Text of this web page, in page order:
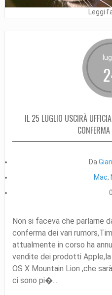
Leggi
IL 25 LUGLIO USCIRÀ
Da
Mac,
0
Non si faceva che parlarne
conferma dei vari
attualmente in corso ha
vendite dei prodotti
OS X Mountain Lion ,che
ci sono pi�...